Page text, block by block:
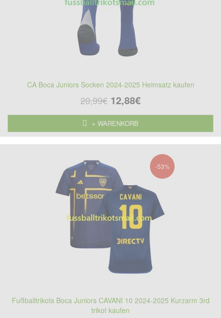
CA Boca Juniors Socken 2024-2025 Heimsatz kaufen
20,99€ 12,88€
+ WARENKORB
-53%
Fußballtrikots Boca Juniors CAVANI 10 2024-2025 Kurzarm 3rd
trikot kaufen